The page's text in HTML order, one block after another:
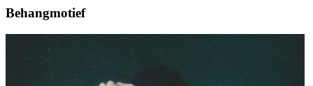
Behangmotief